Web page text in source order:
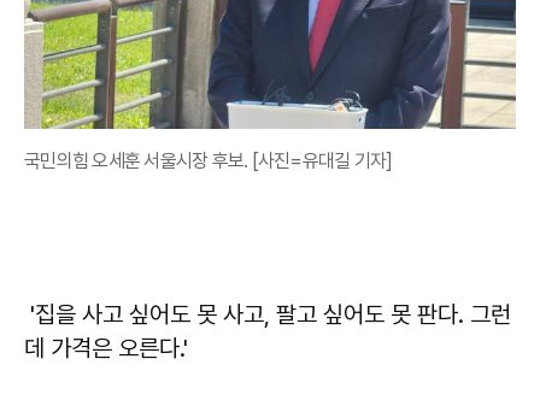
국민의힘 오세훈 서울시장 후보. [사진=유대길 기자]
'집을 사고 싶어도 못 사고, 팔고 싶어도 못 판다. 그런
데 가격은 오른다.'